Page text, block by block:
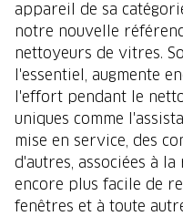
appareil de sa
notre nouvelle
nettoyeurs de vitres.
l'essentiel, augmente
l'effort pendant le
uniques comme
mise en service, des
d'autres, associées à
encore plus facile de
fenêtres et à toute